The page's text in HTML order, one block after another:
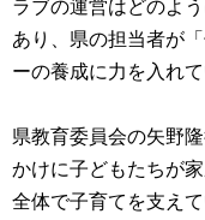
ラブの運営はどのよ
あり、県の担当者が
ーの養成に力を入れ
県教育委員会の矢野
かけに子どもたちが
全体で子育てを支え